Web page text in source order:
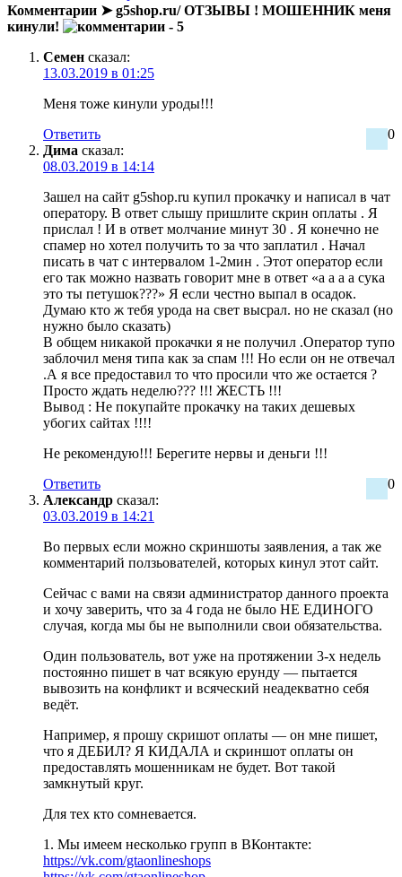
Комментарии ➤ g5shop.ru/ ОТЗЫВЫ ! МОШЕННИК меня
кинули!
- 5
Семен сказал:
13.03.2019 в 01:25
Меня тоже кинули уроды!!!
0
Ответить
Дима сказал:
08.03.2019 в 14:14
Зашел на сайт g5shop.ru купил прокачку и написал в чат
оператору. В ответ слышу пришлите скрин оплаты . Я
прислал ! И в ответ молчание минут 30 . Я конечно не
спамер но хотел получить то за что заплатил . Начал
писать в чат с интервалом 1-2мин . Этот оператор если
его так можно назвать говорит мне в ответ «a a a а сука
это ты петушок???» Я если честно выпал в осадок.
Думаю кто ж тебя урода на свет высрал. но не сказал (но
нужно было сказать)
В общем никакой прокачки я не получил .Оператор тупо
заблочил меня типа как за спам !!! Но если он не отвечал
.А я все предоставил то что просили что же остается ?
Просто ждать неделю??? !!! ЖЕСТЬ !!!
Вывод : Не покупайте прокачку на таких дешевых
убогих сайтах !!!!
Не рекомендую!!! Берегите нервы и деньги !!!
0
Ответить
Александр сказал:
03.03.2019 в 14:21
Во первых если можно скриншоты заявления, а так же
комментарий ползьователей, которых кинул этот сайт.
Сейчас с вами на связи администратор данного проекта
и хочу заверить, что за 4 года не было НЕ ЕДИНОГО
случая, когда мы бы не выполнили свои обязательства.
Один пользователь, вот уже на протяжении 3-х недель
постоянно пишет в чат всякую ерунду — пытается
вывозить на конфликт и всяческий неадекватно себя
ведёт.
Например, я прошу скришот оплаты — он мне пишет,
что я ДЕБИЛ? Я КИДАЛА и скриншот оплаты он
предоставлять мошенникам не будет. Вот такой
замкнутый круг.
Для тех кто сомневается.
1. Мы имеем несколько групп в ВКонтакте:
https://vk.com/gtaonlineshops